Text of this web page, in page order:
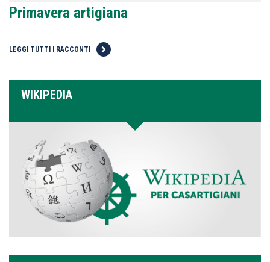
Primavera artigiana
LEGGI TUTTI I RACCONTI
WIKIPEDIA